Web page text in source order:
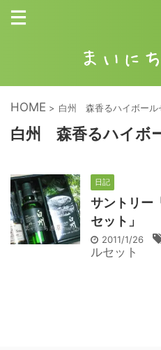
HOME > 白州 森香るハイボール
白州 森香るハイボ
日記
サントリー
セット」
2011/1/26
ルセット